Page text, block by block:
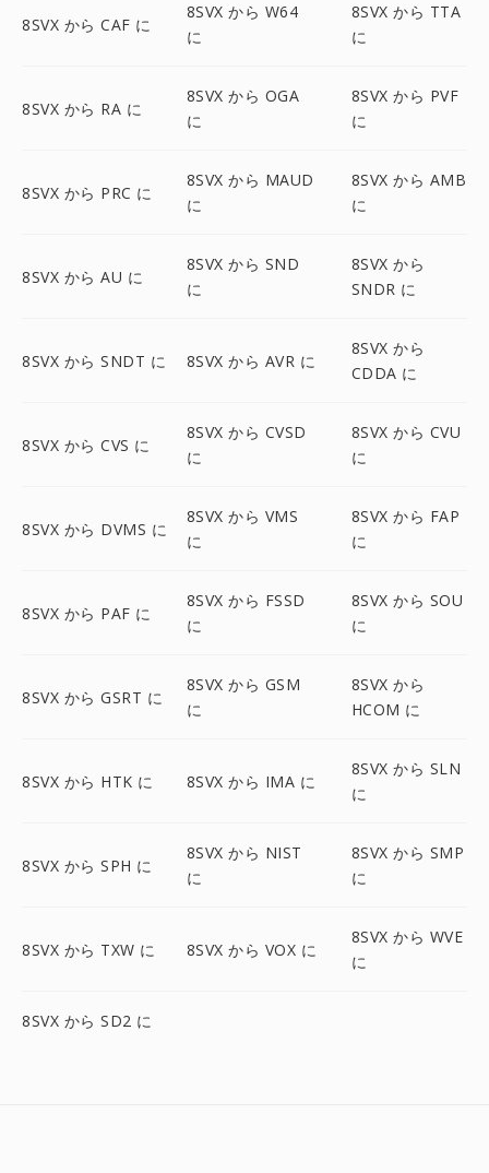
8SVX から CAF に
8SVX から W64
に
8SVX から TTA
に
8SVX から RA に
8SVX から OGA
に
8SVX から PVF
に
8SVX から PRC に
8SVX から MAUD
に
8SVX から AMB
に
8SVX から AU に
8SVX から SND
に
8SVX から
SNDR に
8SVX から SNDT に 8SVX から AVR に
8SVX から
CDDA に
8SVX から CVS に
8SVX から CVSD
に
8SVX から CVU
に
8SVX から DVMS に
8SVX から VMS
に
8SVX から FAP
に
8SVX から PAF に
8SVX から FSSD
に
8SVX から SOU
に
8SVX から GSRT に
8SVX から GSM
に
8SVX から
HCOM に
8SVX から HTK に 8SVX から IMA に
8SVX から SLN
に
8SVX から SPH に
8SVX から NIST
に
8SVX から SMP
に
8SVX から TXW に 8SVX から VOX に
8SVX から WVE
に
8SVX から SD2 に